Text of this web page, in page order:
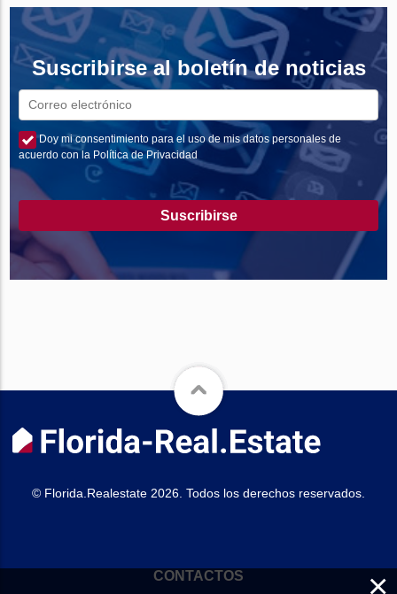
Suscribirse al boletín de noticias
Doy mi consentimiento para el uso de mis datos personales de
acuerdo con la Política de Privacidad
Suscribirse
© Florida.Realestate 2026. Todos los derechos reservados.
CONTACTOS ×